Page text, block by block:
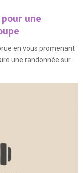
une
en vous promenant
une randonnée sur...